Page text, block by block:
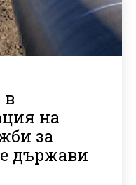
в
на
за
държави